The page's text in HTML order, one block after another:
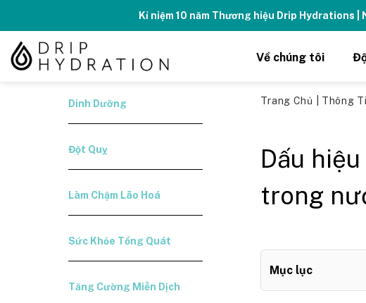
content
Kỉ niệm 10 năm Thương hiệu Drip Hydrations |
Về chúng tôi
Dinh Dưỡng
Đột Quỵ
Làm Chậm Lão Hoá
Sức Khỏe Tổng Quát
Tăng Cường Miễn Dịch
Trang Chủ Thông
Dấu
trong
Mục lục